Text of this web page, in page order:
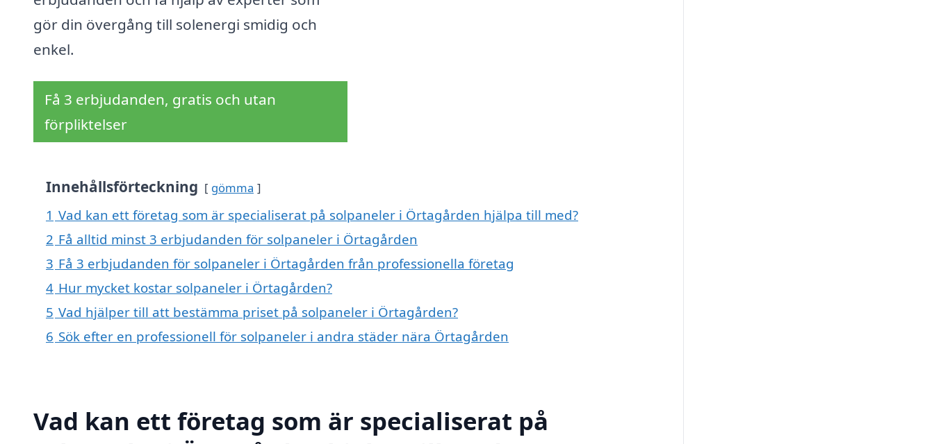
gör din övergång till solenergi smidig och
enkel.
Få 3 erbjudanden, gratis och utan
förpliktelser
Innehållsförteckning gömma
1 Vad kan ett företag som är specialiserat på solpaneler i Örtagården hjälpa till med?
2 Få alltid minst 3 erbjudanden för solpaneler i Örtagården
3 Få 3 erbjudanden för solpaneler i Örtagården från professionella företag
4 Hur mycket kostar solpaneler i Örtagården?
5 Vad hjälper till att bestämma priset på solpaneler i Örtagården?
6 Sök efter en professionell för solpaneler i andra städer nära Örtagården
Vad kan ett företag som är specialiserat på